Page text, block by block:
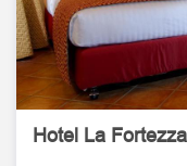
Hotel La Fortezza